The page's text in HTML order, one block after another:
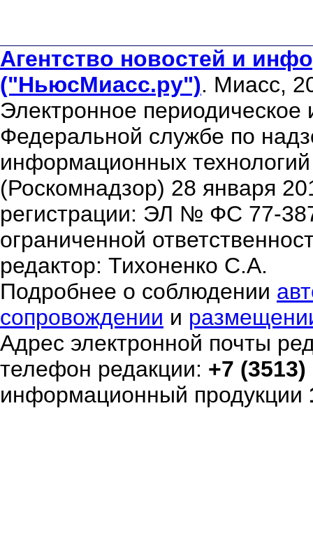
Агентство новостей и
("НьюсМиасс.ру"). Миасс,
Электронное периодическое
Федеральной службе по
информационных
(Роскомнадзор) 28 января
регистрации: ЭЛ № ФС 77-
ограниченной
редактор: Тихоненко С.А.
Подробнее о соблюдении
сопровождении и
Адрес электронной почты
телефон редакции: +7
информационный продукции